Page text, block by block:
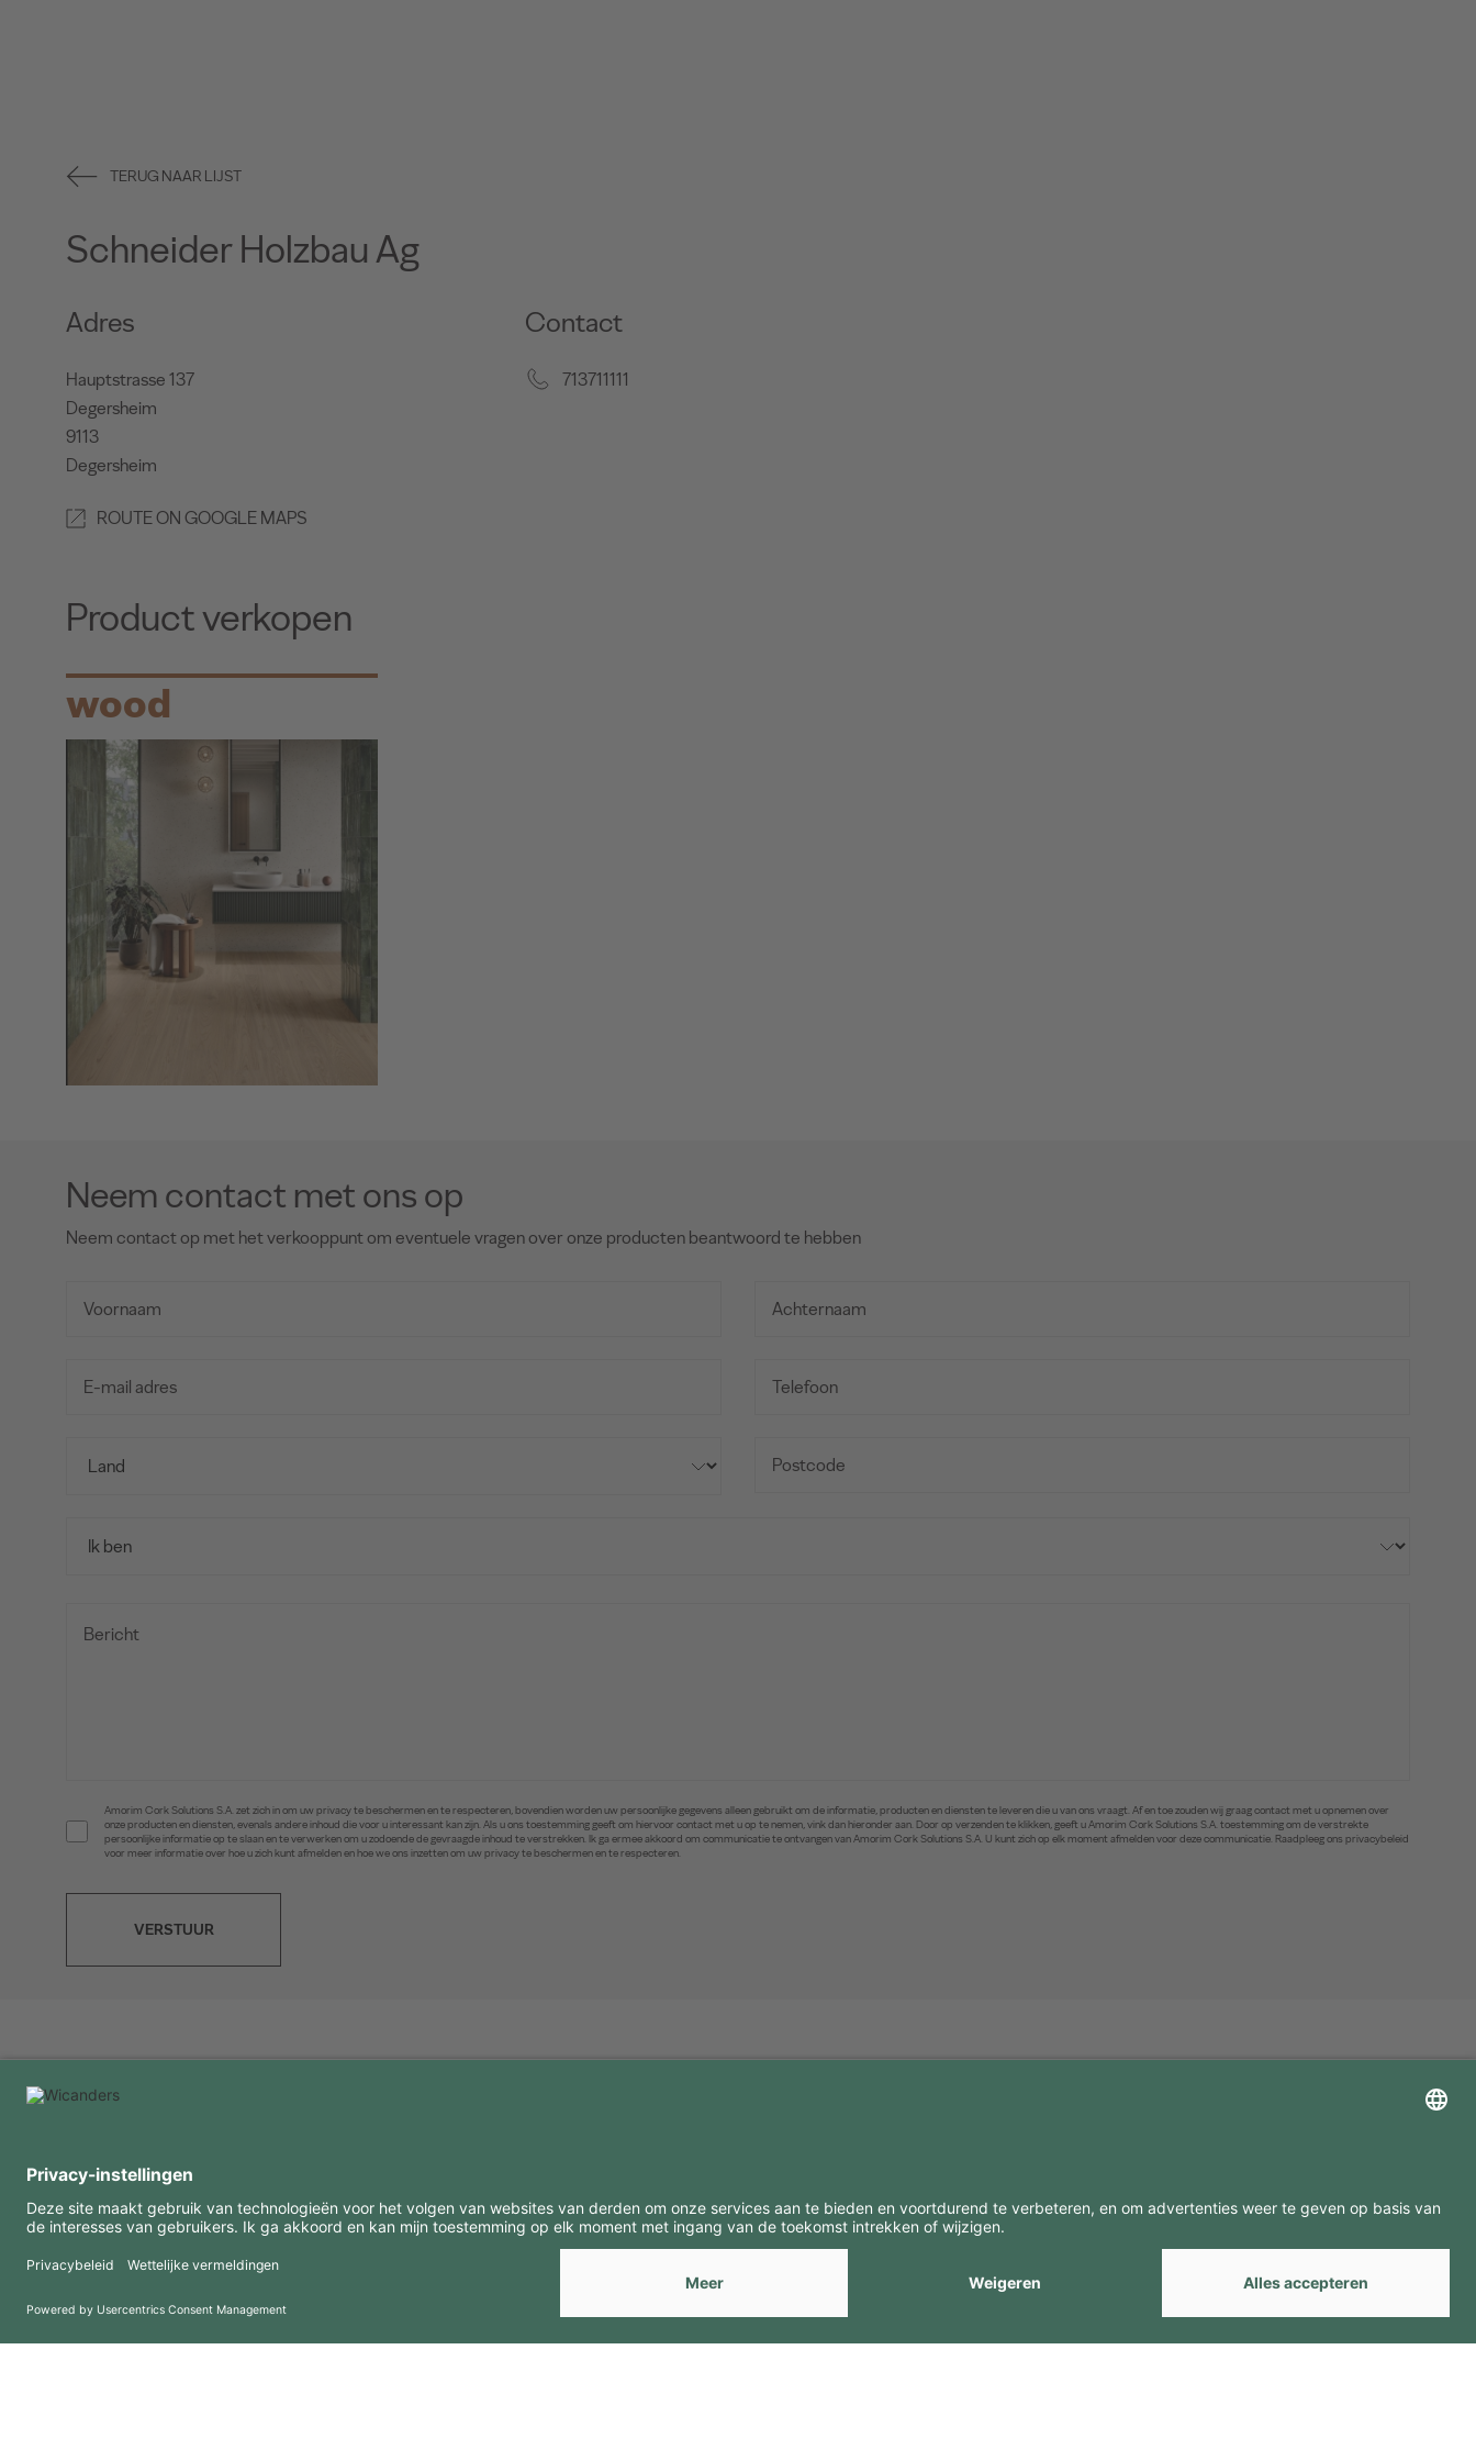
TERUG NAAR LIJST
Schneider Holzbau Ag
Adres
Hauptstrasse 137
Degersheim
9113
Degersheim
ROUTE ON GOOGLE MAPS
Contact
713711111
Product verkopen
wood
Neem contact met ons op
Neem contact op met het verkooppunt om eventuele vragen over onze producten beantwoord te hebben
Amorim Cork Solutions S.A. zet zich in om uw privacy te beschermen en te respecteren, bovendien worden uw persoonlijke gegevens alleen gebruikt om de informatie, producten en diensten te leveren die u van ons vraagt. Af en toe zouden wij graag contact met u opnemen over
onze producten en diensten, evenals andere inhoud die voor u interessant kan zijn. Als u ons toestemming geeft om hiervoor contact met u op te nemen, vink dan hieronder aan. Door op verzenden te klikken, geeft u Amorim Cork Solutions S.A. toestemming om de verstrekte
persoonlijke informatie op te slaan en te verwerken om u zodoende de gevraagde inhoud te verstrekken. Ik ga ermee akkoord om communicatie te ontvangen van Amorim Cork Solutions S.A. U kunt zich op elk moment afmelden voor deze communicatie. Raadpleeg ons privacybeleid
voor meer informatie over hoe u zich kunt afmelden en hoe we ons inzetten om uw privacy te beschermen en te respecteren.
VERSTUUR
FAQ
Gebruiksvoorwaarden
Privacybeleid
Downloads
Copyright 2026 © Amorim Cork Solutions. All rights reserved. byWebcomum